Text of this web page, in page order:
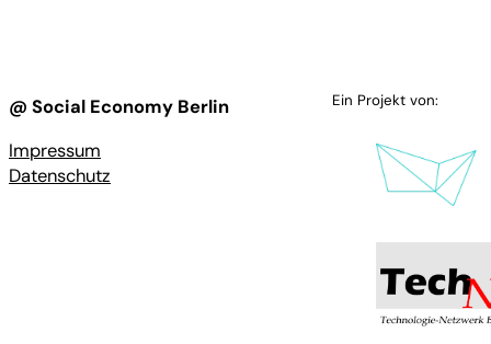
@ Social Economy Berlin
Impressum
Datenschutz
Ein Projekt von: